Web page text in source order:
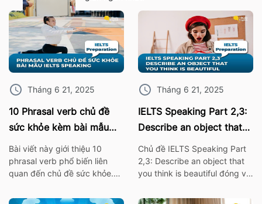
Tháng 6 21, 2025
10 Phrasal verb chủ đề
sức khỏe kèm bài mẫu
IELTS Speaking
Bài viết này giới thiệu 10
phrasal verb phổ biến liên
quan đến chủ đề sức khỏe.
giúp bạn mở rộng vốn từ
Tháng 6 21, 2025
IELTS Speaking Part 2,3:
Describe an object that
you think is beautiful
Chủ đề IELTS Speaking Part
2,3: Describe an object that
you think is beautiful đóng vai
IELTS. Vì thế hãy cùng ISE tìm